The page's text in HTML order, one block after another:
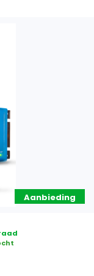
Aanbieding